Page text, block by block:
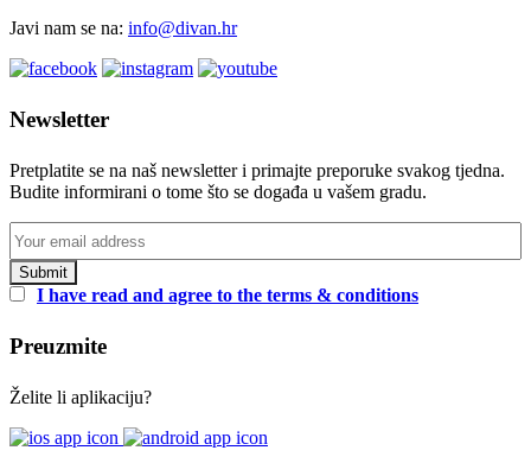
Javi nam se na: info@divan.hr
Newsletter
Pretplatite se na naš newsletter i primajte preporuke svakog tjedna.
Budite informirani o tome što se događa u vašem gradu.
I have read and agree to the terms & conditions
Preuzmite
Želite li aplikaciju?